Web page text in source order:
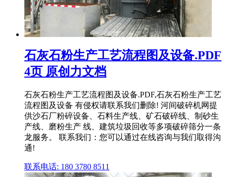
石灰石粉生产工艺流程图及设备.PDF
4页 原创力文档
石灰石粉生产工艺流程图及设备.PDF,石灰石粉生产工艺
流程图及设备 有侵权请联系我们删除! 河间破碎机网提
供沙石厂粉碎设备、石料生产线、矿石破碎线、制砂生
产线、磨粉生产 线、建筑垃圾回收等多项破碎筛分一条
龙服务。 联系我们：您可以通过在线咨询与我们取得沟
通!
联系电话: 180 3780 8511